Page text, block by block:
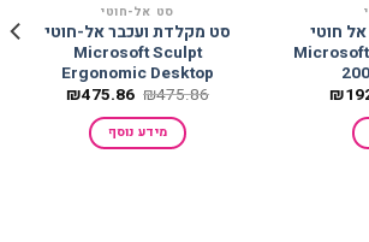
חוטי
₪המחיר
סט אל-חוטי
סט מקלדת ועכבר אל-חוטי
Microsoft Sculpt
Ergonomic Desktop
₪475.86 המחיר
היה:
₪475.86.
₪475.86 המחיר
מידע נוסף